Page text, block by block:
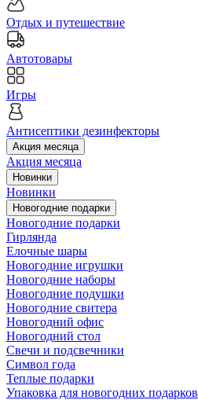
Отдых и путешествие
Автотовары
Игры
Антисептики дезинфекторы
Акция месяца
Акция месяца
Новинки
Новинки
Новогодние подарки
Новогодние подарки
Гирлянда
Елочные шары
Новогодние игрушки
Новогодние наборы
Новогодние подушки
Новогодние свитера
Новогодний офис
Новогодний стол
Свечи и подсвечники
Символ года
Теплые подарки
Упаковка для новогодних подарков